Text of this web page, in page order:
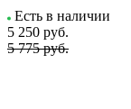
Есть в наличии
5 250 руб.
5 775 руб.